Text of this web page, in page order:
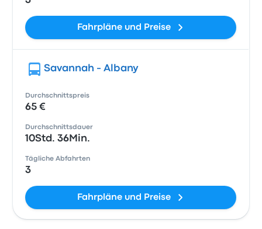
Fahrpläne und Preise
Savannah - Albany
Durchschnittspreis
65 €
Durchschnittsdauer
10Std. 36Min.
Tägliche Abfahrten
3
Fahrpläne und Preise